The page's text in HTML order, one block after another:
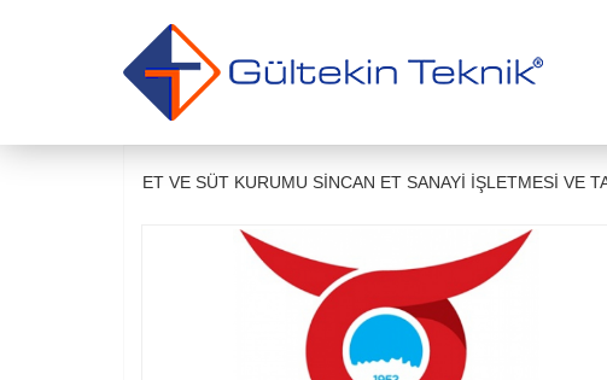
ET VE SÜT KURUMU SİNCAN ET SANAYİ İŞLETMESİ VE